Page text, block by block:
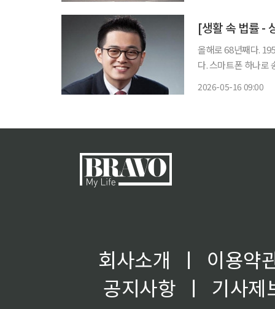
올해로 68년째다.
다. 스마트폰 하나로
2026-05-16 09:00
회사소개 ㅣ
이용약
공지사항
ㅣ
기사제